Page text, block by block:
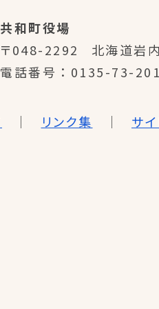
共和町役場
〒048-2292
北海道岩
電話番号
0135-73-
リンク集 サ